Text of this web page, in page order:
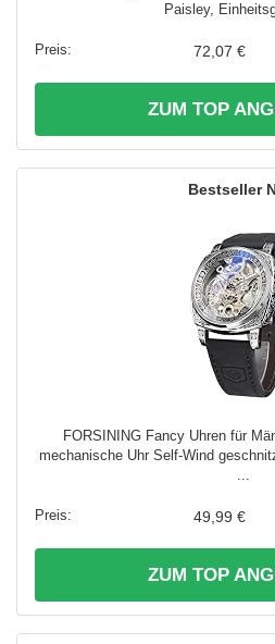
Paisley,
72,07 €
ZUM TOP
FORSINING Fancy Uhren für
mechanische Uhr Self-Wind
...
49,99 €
ZUM TOP